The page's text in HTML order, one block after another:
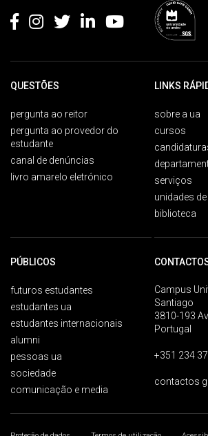
QUESTÕES
pergunta ao reitor
pergunta ao provedor do
estudante
canal de denúncias
livro amarelo eletrónico
LINKS
sobre a ua
cursos
serviços
unidades
biblioteca
PÚBLICOS
futuros estudantes
estudantes ua
estudantes internacionais
alumni
pessoas ua
sociedade
comunicação e media
Campus
Santiago
3810-193
Portugal
+351 234
contactos